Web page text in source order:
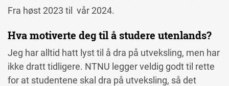
Fra høst 2023 til vår 2024.
Hva motiverte deg til å studere utenlands?
Jeg har alltid hatt lyst til å dra på utveksling, men har
ikke dratt tidligere. NTNU legger veldig godt til rette
for at studentene skal dra på utveksling, så det